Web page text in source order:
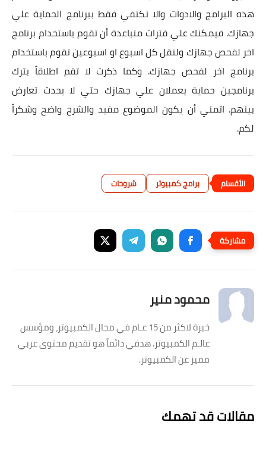
هذه البرامج والادوات والا تكتفي فقط ببرنامج الحماية علي
جهازك. فيمكنك علي فترات متباعدة أن تقوم باستخدام برنامج
اخر لفحص جهازك ولنقل كل اسبوع او اسبوعين تقوم باستخدام
برنامج اخر لفحص جهازك. وكما ذكرت لا تقم اطلاقاً بترك
برنامجين حماية يعملان علي جهازك حتي لا يحدث تعارض
بينهم. اتمني أن يكون الموضوع مفيد والشرح واضح وشكراً
لكم.
برامج كمبيوتر شروحات
محمود منير
خبرة لاكثر من 15 عـام في مجال الكمبيوتر، ومؤسس
عالـم الكمبيوتر. هدفي دائماً هو تقديم محتوى عربي
مميز عن الكمبيوتر.
مقالات قد تهمك